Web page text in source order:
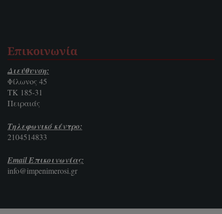
Επικοινωνία
Διεύθυνση:
Φίλωνος 45
ΤΚ 185-31
Πειραιάς
Τηλεφωνικό κέντρο:
2104514833
Email Επικοινωνίας:
info@impenimerosi.gr